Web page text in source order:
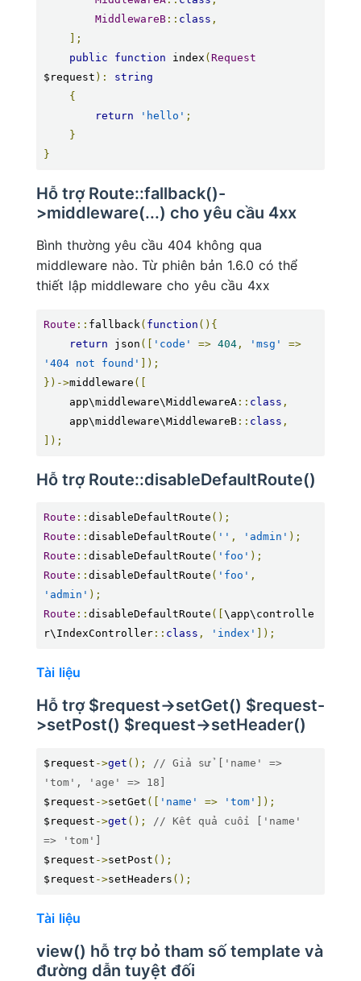
MiddlewareB:: class ,
];
public
function index ( Request
$request ):
string
{
return
'hello' ;
}
}
Hỗ trợ Route::fallback()-
>middleware(...) cho yêu cầu 4xx
Bình thường yêu cầu 404 không qua
middleware nào. Từ phiên bản 1.6.0 có thể
thiết lập middleware cho yêu cầu 4xx
Route :: fallback ( function (){
return json ([ 'code' => 404, 'msg'
=>
'404 not found'
]);
})->middleware ([
    app\middleware\MiddlewareA
:: class ,
    app\middleware\MiddlewareB
:: class ,
]);
Hỗ trợ Route::disableDefaultRoute()
Route :: disableDefaultRoute ();
Route :: disableDefaultRoute ( '' , 'admin' );
Route :: disableDefaultRoute ( 'foo' );
Route :: disableDefaultRoute ( 'foo' ,
'admin' );
Route :: disableDefaultRoute ([ \app\controlle
r\IndexController:: class , 'index' ]);
Tài liệu
Hỗ trợ $request->setGet() $request-
>setPost() $request->setHeader()
$request ->get ();
// Giả sử ['name' =>
'tom', 'age' => 18]
$request ->setGet ([ 'name' => 'tom'
]);
$request ->get ();
// Kết quả cuối ['name'
=> 'tom']
$request ->setPost ();
$request ->setHeaders ();
Tài liệu
view() hỗ trợ bỏ tham số template và
đường dẫn tuyệt đối